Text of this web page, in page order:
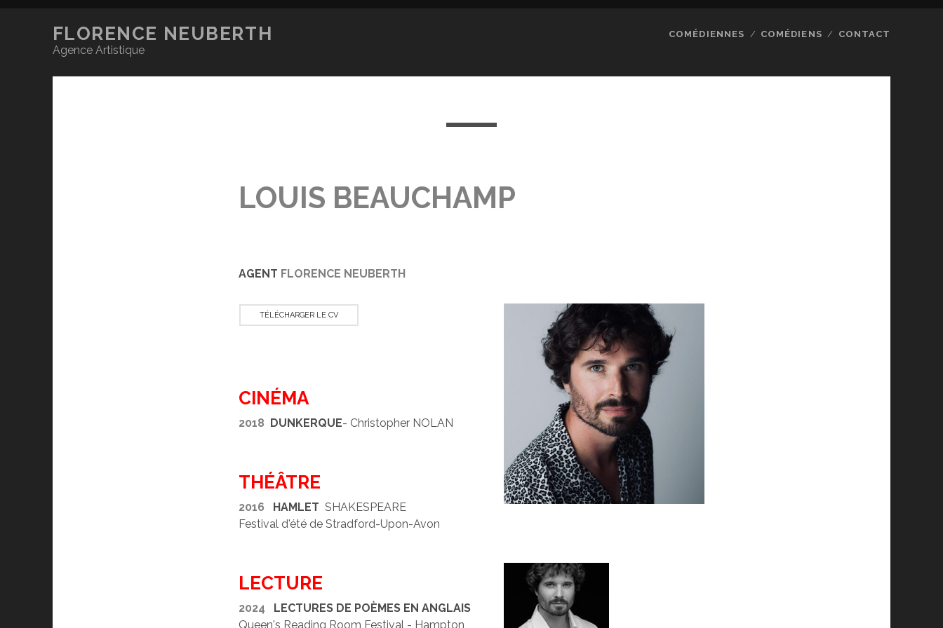
FLORENCE NEUBERTH
Agence Artistique
COMÉDIENNES COMÉDIENS CONTACT
LOUIS BEAUCHAMP
AGENT FLORENCE NEUBERTH
TÉLÉCHARGER LE CV
CINÉMA
2018 DUNKERQUE- Christopher NOLAN
THÉÂTRE
2016 HAMLETSHAKESPEARE
Festival d'été de Stradford-Upon-Avon
LECTURE
2024 LECTURES DE POÈMES EN ANGLAIS
Queen's Reading Room Festival - Hampton